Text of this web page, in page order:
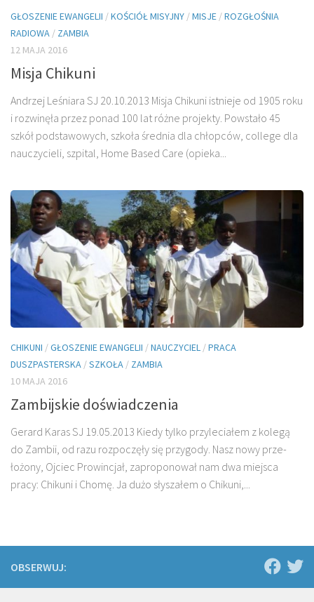
GŁOSZENIE EWANGELII /KOŚCIÓŁ MISYJNY /MISJE /ROZGŁOŚNIA
RADIOWA / ZAMBIA
12 MAJA 2016
Misja Chikuni
Andrzej Leśniara SJ 20.10.2013 Misja Chikuni istnieje od 1905 roku
i rozwinęła przez ponad 100 lat różne projekty. Powstało 45
szkół podstawowych, szkoła średnia dla chłopców, college dla
nauczycieli, szpital, Home Based Care (opieka...
CHIKUNI /GŁOSZENIE EWANGELII /NAUCZYCIEL /PRACA
DUSZPASTERSKA /SZKOŁA / ZAMBIA
10 MAJA 2016
Zambijskie doświadczenia
Gerard Karas SJ 19.05.2013 Kiedy tylko przyleciałem z kolegą
do Zambii, od razu rozpoczęły się przygody. Nasz nowy prze­
łożony, Ojciec Prowincjał, zaproponował nam dwa miejsca
pracy: Chikuni i Chomę. Ja dużo słyszałem o Chikuni,...
OBSERWUJ: